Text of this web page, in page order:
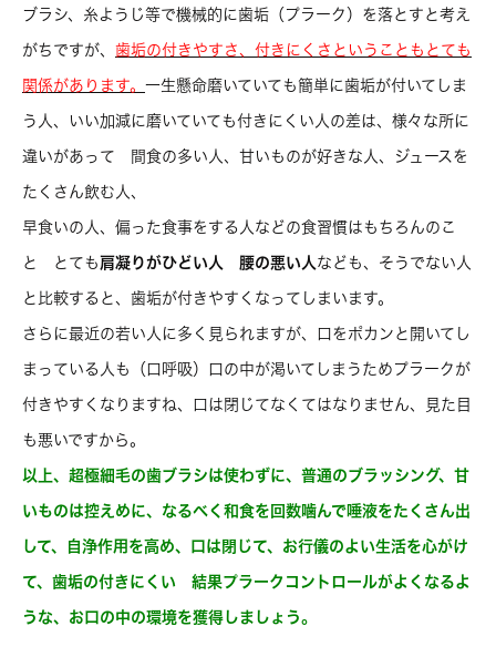
ブラシ、糸ようじ等で機械的に歯垢（プラーク）を落とすと考え
がちですが、 歯垢の付きやすさ、付きにくさということもとても
関係があります。 一生懸命磨いていても簡単に歯垢が付いてしま
う人、いい加減に磨いていても付きにくい人の差は、様々な所に
違いがあって 間食の多い人、甘いものが好きな人、ジュースを
たくさん飲む人、
早食いの人、偏った食事をする人などの食習慣はもちろんのこ
と とても 肩凝りがひどい人 腰の悪い人 なども、そうでない人
と比較すると、歯垢が付きやすくなってしまいます。
さらに最近の若い人に多く見られますが、口をポカンと開いてし
まっている人も（口呼吸）口の中が渇いてしまうためプラークが
付きやすくなりますね、口は閉じてなくてはなりません、見た目
も悪いですから。
以上、超極細毛の歯ブラシは使わずに、普通のブラッシング、甘
いものは控えめに、なるべく和食を回数噛んで唾液をたくさん出
して、自浄作用を高め、口は閉じて、お行儀のよい生活を心がけ
て、歯垢の付きにくい 結果プラークコントロールがよくなるよ
うな、お口の中の環境を獲得しましょう。